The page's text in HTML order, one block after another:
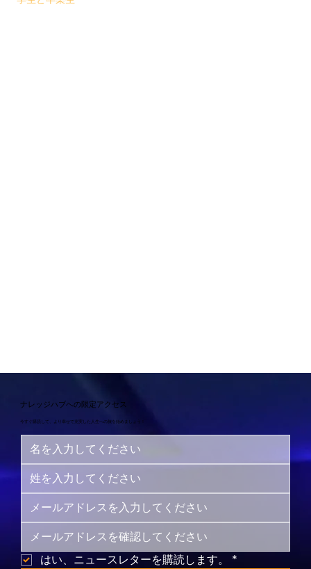
ナレッジハブへの限定アクセス
今すぐ購読して、より幸せで充実した人生への旅を始めましょう！
はい、ニュースレターを購読します。
*